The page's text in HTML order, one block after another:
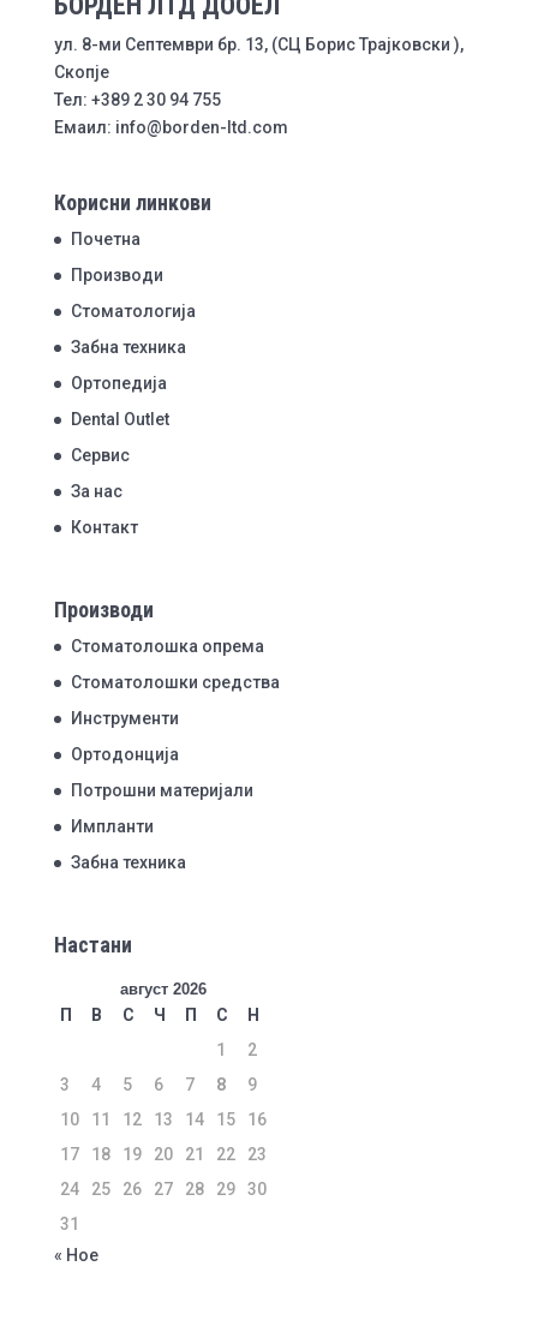
ул. 8-ми Септември бр. 13, (СЦ Борис Трајковски ),
Скопје
Тел: +389 2 30 94 755
Емаил: info@borden-ltd.com
Корисни линкови
Почетна
Производи
Стоматологија
Забна техника
Ортопедија
Dental Outlet
Сервис
За нас
Контакт
Производи
Стоматолошка опрема
Стоматолошки средства
Инструменти
Ортодонција
Потрошни материјали
Импланти
Забна техника
Настани
август 2026
П В С Ч П С
Н
1
2
3
4 5 6 7 8
9
10
11 12 13 14 15
16
17
18 19 20 21 22
23
24
25 26 27 28 29
30
31
« Ное